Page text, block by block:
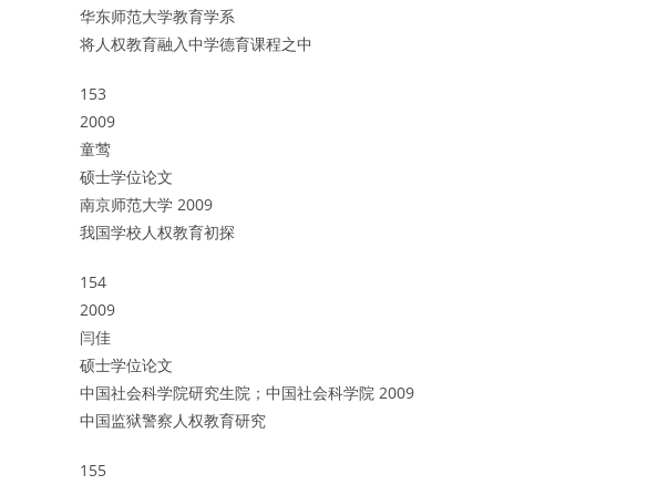
华东师范大学教育学系
将人权教育融入中学德育课程之中
153
2009
童莺
硕士学位论文
南京师范大学 2009
我国学校人权教育初探
154
2009
闫佳
硕士学位论文
中国社会科学院研究生院；中国社会科学院 2009
中国监狱警察人权教育研究
155